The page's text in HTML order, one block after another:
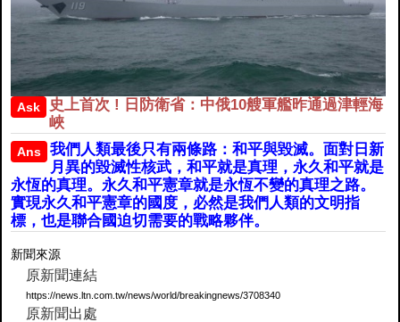
Ask
史上首次 ! 日防衛省：中俄10艘軍艦昨通過津輕海
峽
Ans
我們人類最後只有兩條路：和平與毀滅。面對日新
月異的毀滅性核武，和平就是真理，永久和平就是
永恆的真理。永久和平憲章就是永恆不變的真理之路。
實現永久和平憲章的國度，必然是我們人類的文明指
標，也是聯合國迫切需要的戰略夥伴。
新聞來源
原新聞連結
https://news.ltn.com.tw/news/world/breakingnews/3708340
原新聞出處